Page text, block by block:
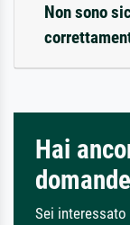
Non sono
Hai
Sei interessato